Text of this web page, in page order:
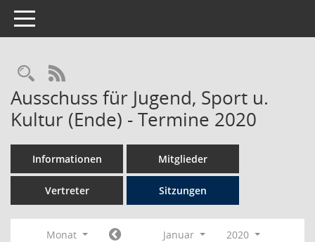
Toggle navigation
Rechercheauswahl
RSS-Feed
Ausschuss für Jugend, Sport u.
Kultur (Ende) - Termine 2020
Informationen Mitglieder
Vertreter Sitzungen
Monat Januar
2020